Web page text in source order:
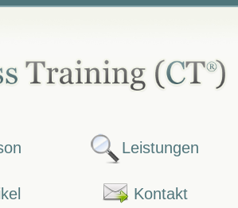
Leistungen
Kontakt